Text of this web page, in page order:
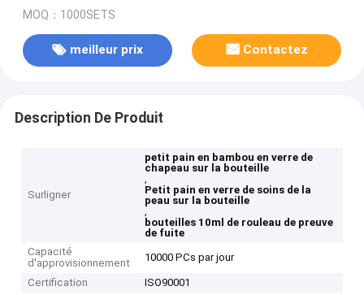
bambou
MOQ：1000SETS
meilleur prix Contactez
Description De Produit
Surligner
petit pain en bambou en verre de
chapeau sur la bouteille
,
Petit pain en verre de soins de la
peau sur la bouteille
,
bouteilles 10ml de rouleau de preuve
de fuite
Capacité
d'approvisionnement
10000 PCs par jour
Certification
ISO90001